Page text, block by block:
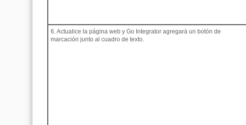
6. Actualice la página web y Go Integrator agregará un botón de
marcación junto al cuadro de texto.